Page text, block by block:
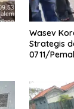
Wasev
Strategis
0711/